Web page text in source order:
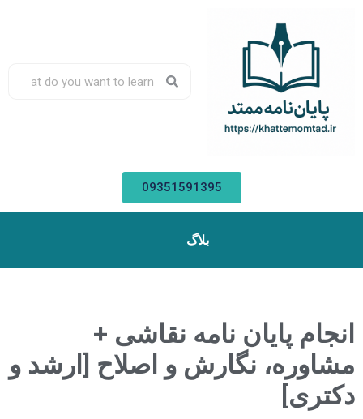
09351591395
پایان نامه نقاشی +
نگارش و اصلاح [ارشد و